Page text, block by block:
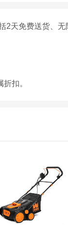
2天免费送货、
扣。